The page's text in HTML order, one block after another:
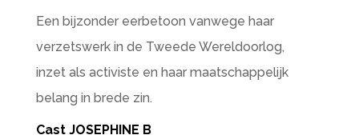
Een bijzonder eerbetoon vanwege haar
verzetswerk in de Tweede Wereldoorlog,
inzet als activiste en haar maatschappelijk
belang in brede zin.
Cast JOSEPHINE B